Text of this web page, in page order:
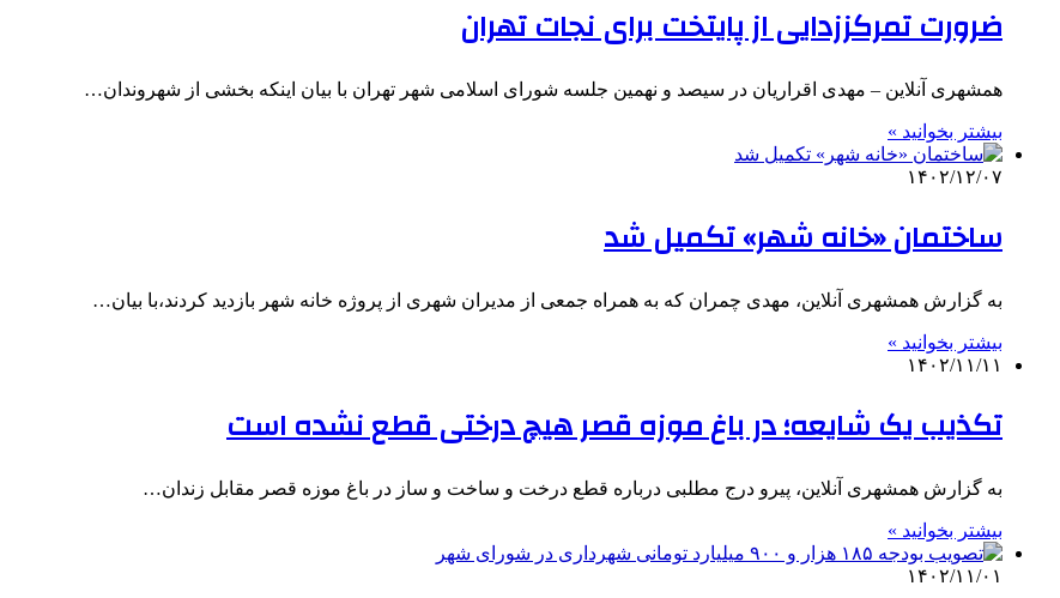
ضرورت تمرکززدایی از پایتخت برای نجات تهران
همشهری آنلاین – مهدی اقراریان در سیصد و نهمین جلسه شورای اسلامی شهر تهران با بیان اینکه بخشی از شهروندان…
بیشتر بخوانید »
۱۴۰۲/۱۲/۰۷
ساختمان «خانه شهر» تکمیل شد
به گزارش همشهری آنلاین، مهدی چمران که به همراه جمعی از مدیران شهری از پروژه خانه شهر بازدید کردند،با بیان…
بیشتر بخوانید »
۱۴۰۲/۱۱/۱۱
تکذیب یک شایعه؛ در باغ موزه قصر هیچ درختی قطع نشده است
به گزارش همشهری آنلاین، پیرو درج مطلبی درباره قطع درخت و ساخت و ساز در باغ موزه قصر مقابل زندان…
بیشتر بخوانید »
۱۴۰۲/۱۱/۰۱